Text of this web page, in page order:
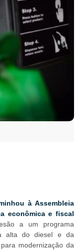
à Assembleia
econômica e fiscal
a um programa
alta do diesel e da
modernização da